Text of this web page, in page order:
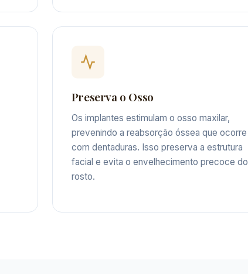
Preserva o Osso
Os implantes estimulam o osso maxilar,
prevenindo a reabsorção óssea que ocorre
com dentaduras. Isso preserva a estrutura
facial e evita o envelhecimento precoce do
rosto.